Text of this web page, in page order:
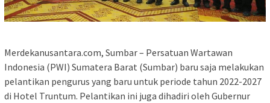
Merdekanusantara.com, Sumbar – Persatuan Wartawan
Indonesia (PWI) Sumatera Barat (Sumbar) baru saja melakukan
pelantikan pengurus yang baru untuk periode tahun 2022-2027
di Hotel Truntum. Pelantikan ini juga dihadiri oleh Gubernur